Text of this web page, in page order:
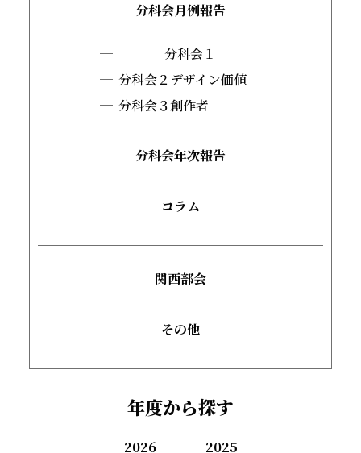
分科会月例報告
分科会１
分科会２デザイン価値
分科会３創作者
分科会年次報告
コラム
関西部会
その他
年度から探す
2026 2025